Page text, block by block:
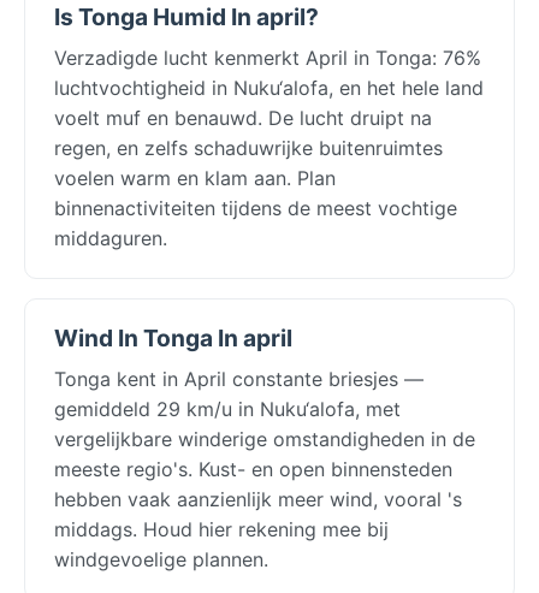
Is Tonga Humid In april?
Verzadigde lucht kenmerkt April in Tonga: 76%
luchtvochtigheid in Nuku‘alofa, en het hele land
voelt muf en benauwd. De lucht druipt na
regen, en zelfs schaduwrijke buitenruimtes
voelen warm en klam aan. Plan
binnenactiviteiten tijdens de meest vochtige
middaguren.
Wind In Tonga In april
Tonga kent in April constante briesjes —
gemiddeld 29 km/u in Nuku‘alofa, met
vergelijkbare winderige omstandigheden in de
meeste regio's. Kust- en open binnensteden
hebben vaak aanzienlijk meer wind, vooral 's
middags. Houd hier rekening mee bij
windgevoelige plannen.